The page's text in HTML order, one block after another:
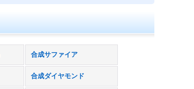
合成サファイア
合成ダイヤモンド